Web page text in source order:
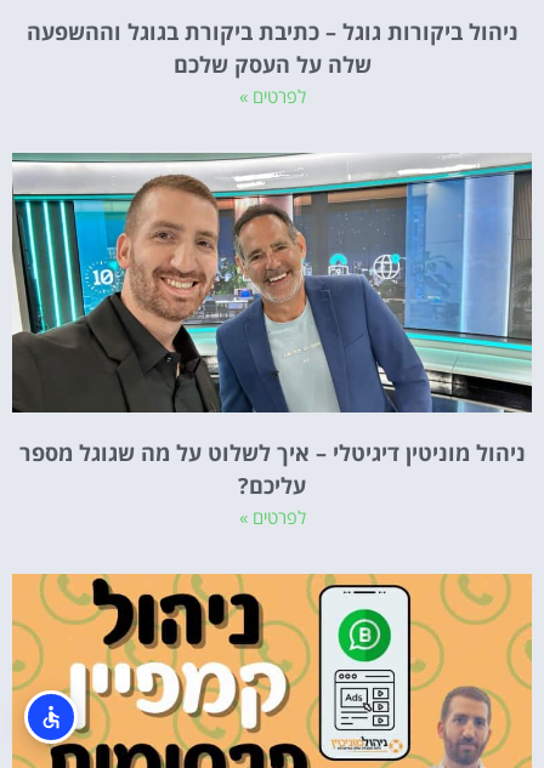
ניהול ביקורות גוגל – כתיבת ביקורת בגוגל וההשפעה
שלה על העסק שלכם
לפרטים »
ניהול מוניטין דיגיטלי – איך לשלוט על מה שגוגל מספר
עליכם?
לפרטים »